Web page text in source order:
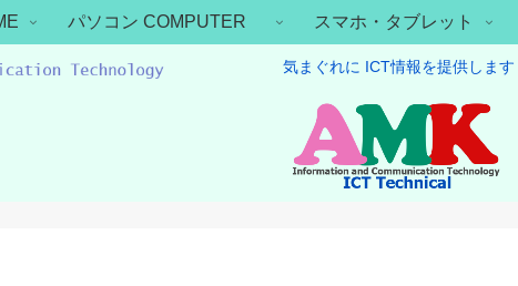
気まぐれに ICT情報を提供します
パソコン COMPUTER スマホ・タブレット